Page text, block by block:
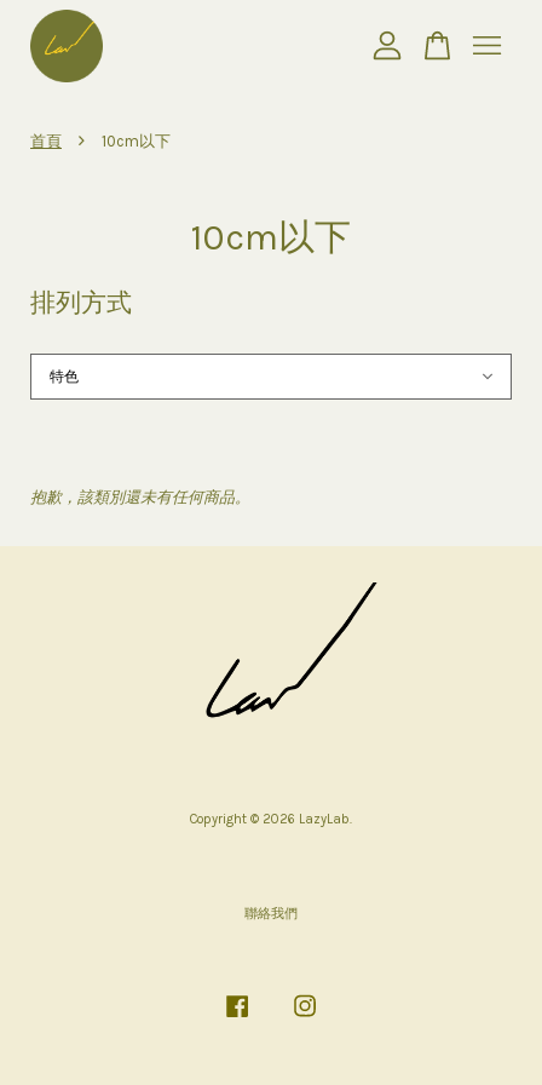
首頁 › 10cm以下
10cm以下
排列方式
抱歉，該類別還未有任何商品。
Copyright © 2026 LazyLab.
聯絡我們
Facebook
您的購物車目前還是空的。